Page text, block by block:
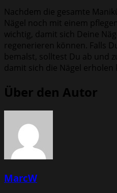
Nachdem die gesamte
Nägel noch mit einem
wichtig, damit sich Deine
regenerieren können. Falls
bemalst, solltest Du ab und
damit sich die Nägel erholen
Über den Autor
MarcW